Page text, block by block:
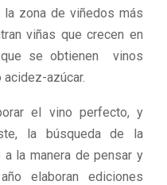
zona de viñedos más
viñas que crecen en
se obtienen vinos
azúcar.
el vino perfecto, y
la búsqueda de la
la manera de pensar y
elaboran ediciones